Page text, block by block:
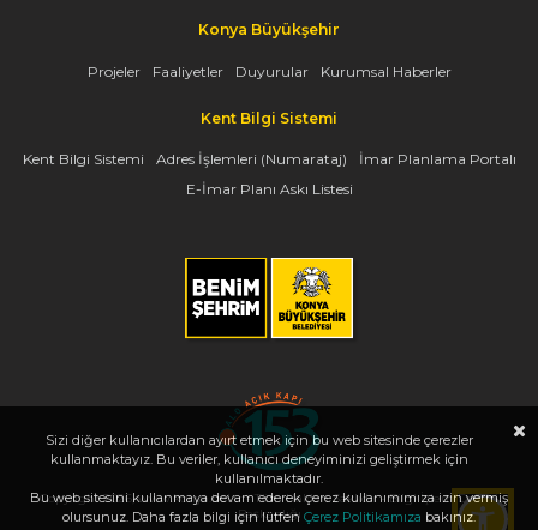
Konya Büyükşehir
Projeler Faaliyetler Duyurular Kurumsal Haberler
Kent Bilgi Sistemi
Kent Bilgi Sistemi Adres İşlemleri (Numarataj)
İmar Planlama Portalı
E-İmar Planı Askı Listesi
Copyright 2026, www.konya.bel.tr - Tüm Hakları Saklıdır - Bilgi İşlem Dairesi
Başkanlığı
Sizi diğer kullanıcılardan ayırt etmek için bu web sitesinde çerezler
kullanmaktayız. Bu veriler, kullanıcı deneyiminizi geliştirmek için
kullanılmaktadır.
Bu web sitesini kullanmaya devam ederek çerez kullanımımıza izin vermiş
olursunuz. Daha fazla bilgi için lütfen Çerez Politikamıza bakınız.